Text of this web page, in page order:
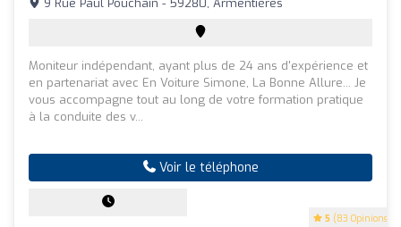
5 (83 Opinions)
Moniteur indépendant, ayant plus de 24 ans d'expérience et
en partenariat avec En Voiture Simone, La Bonne Allure... Je
vous accompagne tout au long de votre formation pratique
à la conduite des v...
Voir le téléphone